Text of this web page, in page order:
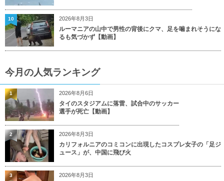
2026年8月3日
ルーマニアの山中で男性の背後にクマ、足を噛まれそうにな
るも気づかず【動画】
10
今月の人気ランキング
2026年8月6日
タイのスタジアムに落雷、試合中のサッカー
選手が死亡【動画】
1
2026年8月3日
カリフォルニアのコミコンに出現したコスプレ女子の「足ジ
ュース」が、中国に飛び火
2
2026年8月3日
3